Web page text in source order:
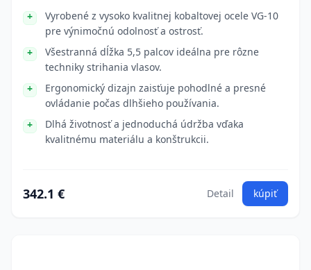
Vyrobené z vysoko kvalitnej kobaltovej ocele VG-10
pre výnimočnú odolnosť a ostrosť.
Všestranná dĺžka 5,5 palcov ideálna pre rôzne
techniky strihania vlasov.
Ergonomický dizajn zaisťuje pohodlné a presné
ovládanie počas dlhšieho používania.
Dlhá životnosť a jednoduchá údržba vďaka
kvalitnému materiálu a konštrukcii.
342.1 € Detail kúpiť